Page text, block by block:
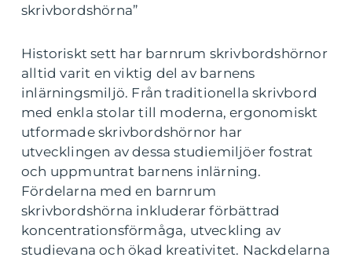
skrivbordshörna”
Historiskt sett har barnrum skrivbordshörnor
alltid varit en viktig del av barnens
inlärningsmiljö. Från traditionella skrivbord
med enkla stolar till moderna, ergonomiskt
utformade skrivbordshörnor har
utvecklingen av dessa studiemiljöer fostrat
och uppmuntrat barnens inlärning.
Fördelarna med en barnrum
skrivbordshörna inkluderar förbättrad
koncentrationsförmåga, utveckling av
studievana och ökad kreativitet. Nackdelarna